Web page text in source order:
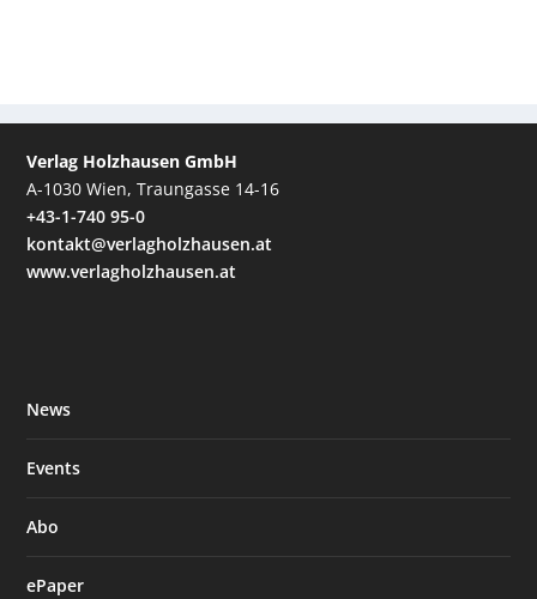
Verlag Holzhausen GmbH
A-1030 Wien, Traungasse 14-16
+43-1-740 95-0
kontakt@verlagholzhausen.at
www.verlagholzhausen.at
News
Events
Abo
ePaper